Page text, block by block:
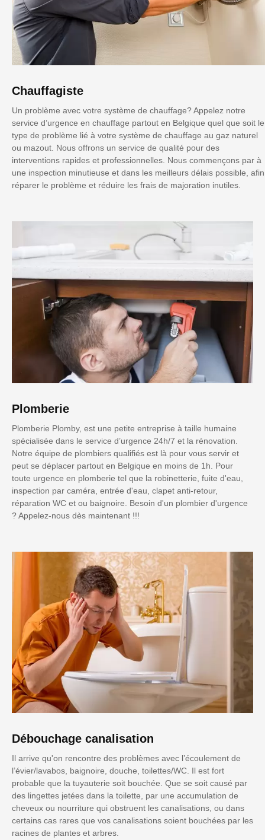
Chauffagiste
Un problème avec votre système de chauffage? Appelez notre
service d’urgence en chauffage partout en Belgique quel que soit le
type de problème lié à votre système de chauffage au gaz naturel
ou mazout. Nous offrons un service de qualité pour des
interventions rapides et professionnelles. Nous commençons par à
une inspection minutieuse et dans les meilleurs délais possible, afin
réparer le problème et réduire les frais de majoration inutiles.
Plomberie
Plomberie Plomby, est une petite entreprise à taille humaine
spécialisée dans le service d’urgence 24h/7 et la rénovation.
Notre équipe de plombiers qualifiés est là pour vous servir et
peut se déplacer partout en Belgique en moins de 1h. Pour
toute urgence en plomberie tel que la robinetterie, fuite d'eau,
inspection par caméra, entrée d'eau, clapet anti-retour,
réparation WC et ou baignoire. Besoin d'un plombier d'urgence
? Appelez-nous dès maintenant !!!
Débouchage canalisation
Il arrive qu'on rencontre des problèmes avec l’écoulement de
l’évier/lavabos, baignoire, douche, toilettes/WC. Il est fort
probable que la tuyauterie soit bouchée. Que se soit causé par
des lingettes jetées dans la toilette, par une accumulation de
cheveux ou nourriture qui obstruent les canalisations, ou dans
certains cas rares que vos canalisations soient bouchées par les
racines de plantes et arbres.